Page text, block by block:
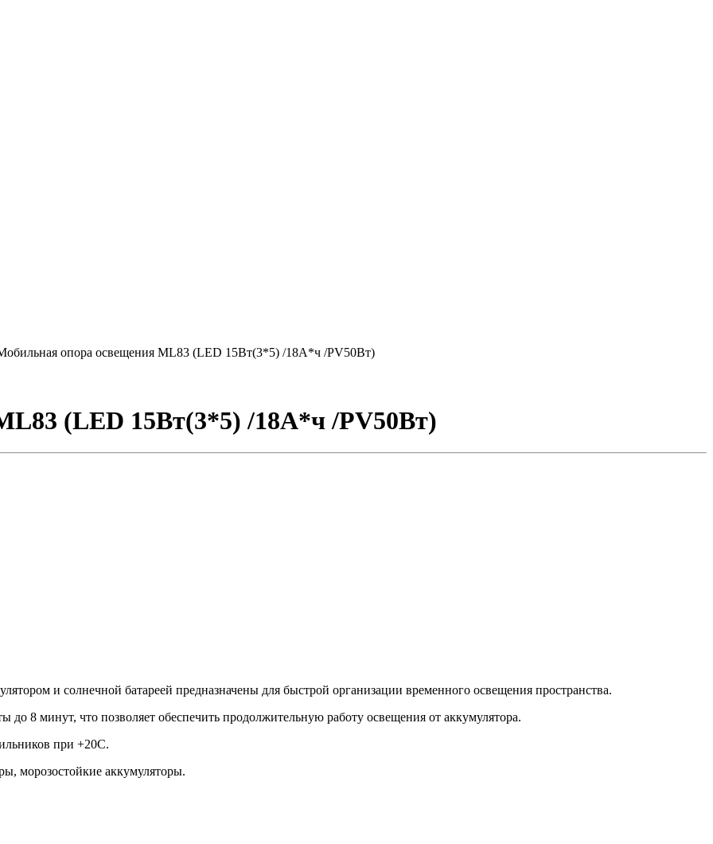
опора освещения ML83 (LED 15Вт(3*5) /18А*ч /PV50Вт)
(LED 15Вт(3*5) /18А*ч /PV50Вт)
и солнечной батареей предназначены для быстрой организации временного освещения пространства.
8 минут, что позволяет обеспечить продолжительную работу освещения от аккумулятора.
при +20С.
морозостойкие аккумуляторы.